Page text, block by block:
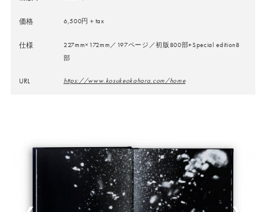
価格 6,500円＋tax
仕様
227mm×172mm／197ページ／初版800部+Special edition8
部
URL https://www.kosukeokahara.com/home